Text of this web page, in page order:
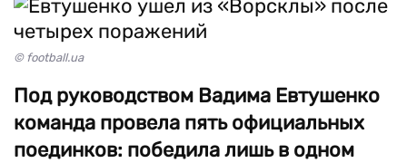
© football.ua
Под руководством Вадима Евтушенко
команда провела пять официальных
поединков: победила лишь в одном